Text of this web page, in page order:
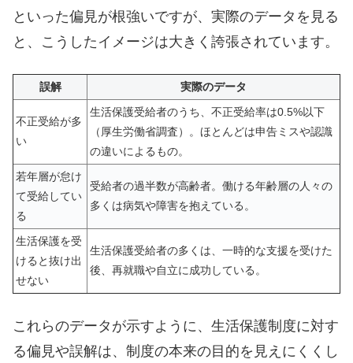
といった偏見が根強いですが、実際のデータを見る
と、こうしたイメージは大きく誇張されています。
誤解 実際のデータ
不正受給が多
い
生活保護受給者のうち、不正受給率は0.5%以下
（厚生労働省調査）。ほとんどは申告ミスや認識
の違いによるもの。
若年層が怠け
て受給してい
る
受給者の過半数が高齢者。働ける年齢層の人々の
多くは病気や障害を抱えている。
生活保護を受
けると抜け出
せない
生活保護受給者の多くは、一時的な支援を受けた
後、再就職や自立に成功している。
これらのデータが示すように、生活保護制度に対す
る偏見や誤解は、制度の本来の目的を見えにくくし